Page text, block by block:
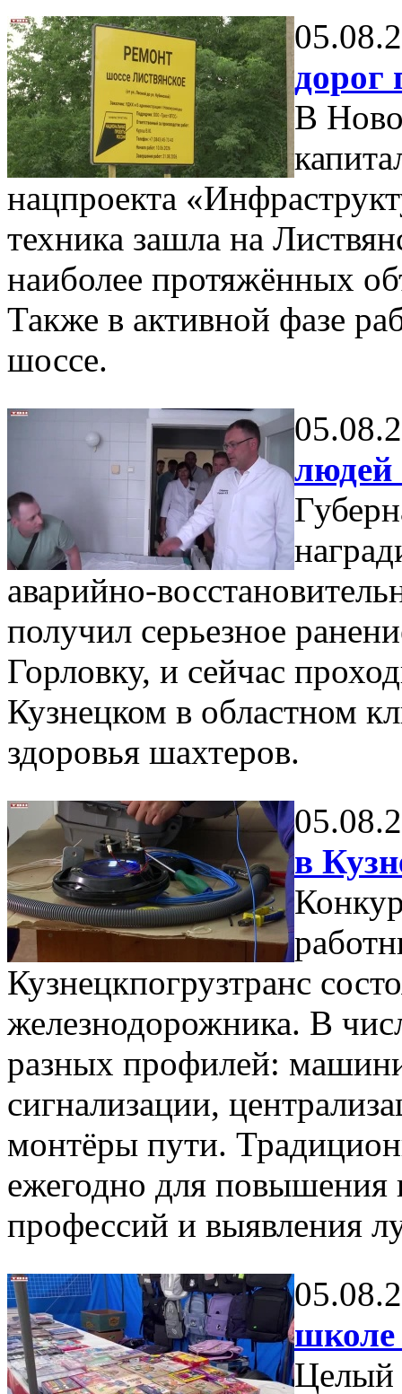
дорог
В
нацпроекта
техника зашла на
наиболее протяжённых
Также в активной фазе
шоссе.
людей
аварийно-
получил серьезное
Горловку, и сейчас
Кузнецком в областном
здоровья шахтеров.
в
Кузнецкпогрузтранс
железнодорожника. В
разных профилей:
сигнализации,
монтёры пути.
ежегодно для
профессий и выявления
школе
Целый